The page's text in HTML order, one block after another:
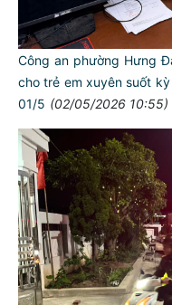
Công an phường Hưng
cho trẻ em xuyên suốt
01/5 (02/05/2026 10:55)